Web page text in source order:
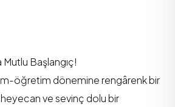
Başlangıç!
öğretim dönemine rengârenk bir
heyecan ve sevinç dolu bir